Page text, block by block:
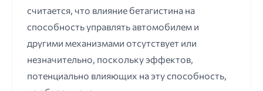
считается, что влияние бетагистина на
способность управлять автомобилем и
другими механизмами отсутствует или
незначительно, поскольку эффектов,
потенциально влияющих на эту способность,